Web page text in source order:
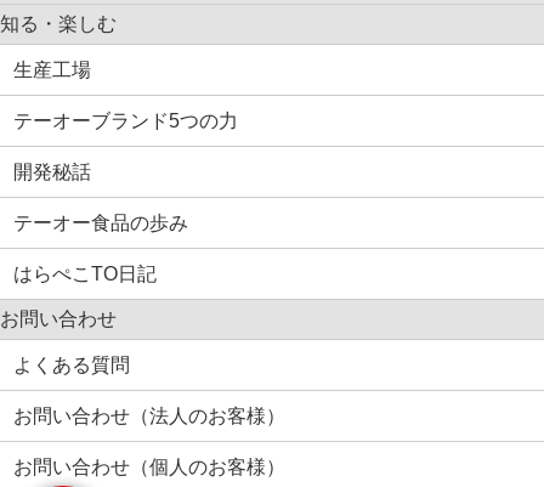
知る・楽しむ
生産工場
テーオーブランド5つの力
開発秘話
テーオー食品の歩み
はらぺこTO日記
お問い合わせ
よくある質問
お問い合わせ（法人のお客様）
お問い合わせ（個人のお客様）